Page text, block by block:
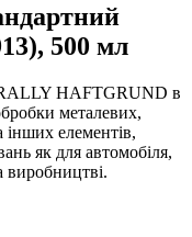
500 мл
HAFTGRUND в
металевих,
елементів,
як для автомобіля,
виробництві.